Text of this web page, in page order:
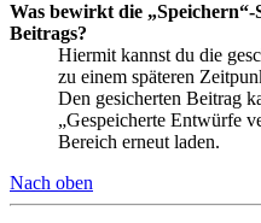
Was bewirkt die „Speichern“-
Beitrags?
Hiermit kannst du die
zu einem späteren
Den gesicherten Beitrag
„Gespeicherte Entwürfe
Bereich erneut laden.
Nach oben